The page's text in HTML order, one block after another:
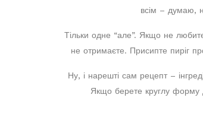
всім – думаю,
Тільки одне “але”. Якщо не
не отримаєте. Присипте пиріг
Ну, і нарешті сам рецепт –
Якщо берете круглу форму